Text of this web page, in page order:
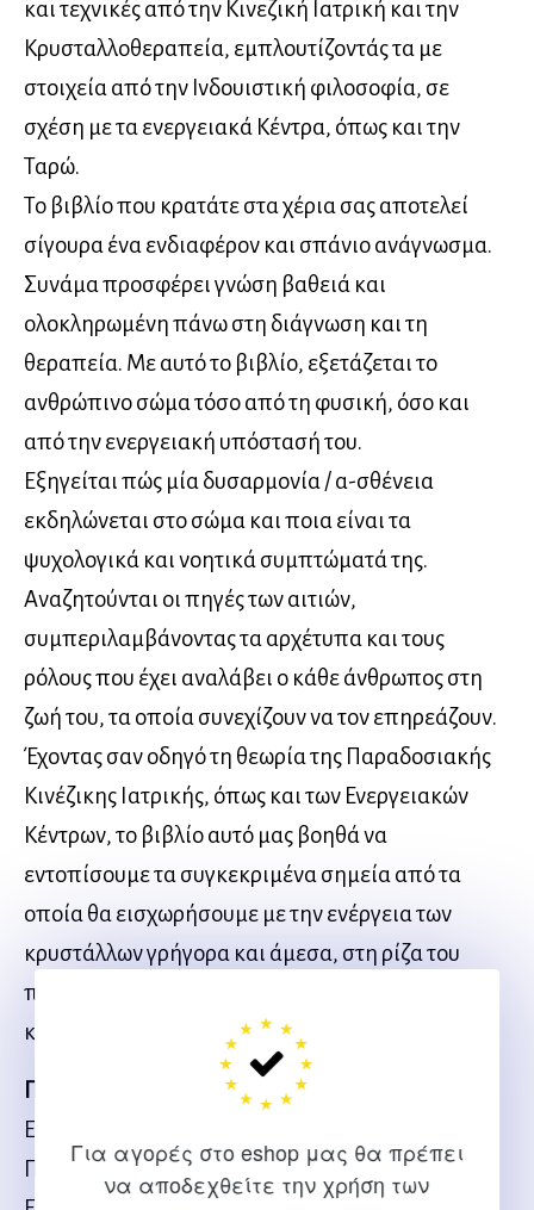
Για αγορές στο eshop μας θα πρέπει
να αποδεχθείτε την χρήση των
και τεχνικές από την Κινεζική Ιατρική και την
Κρυσταλλοθεραπεία, εμπλουτίζοντάς τα με
στοιχεία από την Ινδουιστική φιλοσοφία, σε
σχέση με τα ενεργειακά Κέντρα, όπως και την
Ταρώ.
Το βιβλίο που κρατάτε στα χέρια σας αποτελεί
σίγουρα ένα ενδιαφέρον και σπάνιο ανάγνωσμα.
Συνάμα προσφέρει γνώση βαθειά και
ολοκληρωμένη πάνω στη διάγνωση και τη
θεραπεία. Με αυτό το βιβλίο, εξετάζεται το
ανθρώπινο σώμα τόσο από τη φυσική, όσο και
από την ενεργειακή υπόστασή του.
Εξηγείται πώς μία δυσαρμονία / α-σθένεια
εκδηλώνεται στο σώμα και ποια είναι τα
ψυχολογικά και νοητικά συμπτώματά της.
Αναζητούνται οι πηγές των αιτιών,
συμπεριλαμβάνοντας τα αρχέτυπα και τους
ρόλους που έχει αναλάβει ο κάθε άνθρωπος στη
ζωή του, τα οποία συνεχίζουν να τον επηρεάζουν.
Έχοντας σαν οδηγό τη θεωρία της Παραδοσιακής
Κινέζικης Ιατρικής, όπως και των Ενεργειακών
Κέντρων, το βιβλίο αυτό μας βοηθά να
εντοπίσουμε τα συγκεκριμένα σημεία από τα
οποία θα εισχωρήσουμε με την ενέργεια των
κρυστάλλων γρήγορα και άμεσα, στη ρίζα του
προβλήματος, ώστε αυτό να λυθεί δυναμικά αλλά
και ταυτόχρονα υποστηρικτικά.
Περιεχόμενα
ΕΥΧΑΡΙΣΤΙΕΣ
ΠΡΟΛΟΓΟΣ